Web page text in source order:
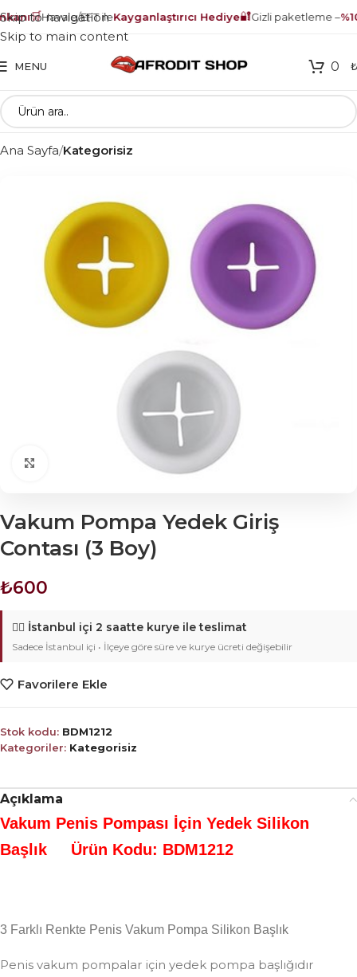
🛒Havale/EFT ileKayganlaştırıcı Hediye🔐Gizli paketleme –
Skip to navigation
Skip to main content
MENU 0 ₺
Ana Sayfa Kategorisiz
Vakum Pompa Yedek Giriş
Contası (3 Boy)
₺600
🚴‍♂️ İstanbul içi 2 saatte kurye ile teslimat
Sadece İstanbul içi • İlçeye göre süre ve kurye ücreti değişebilir
Favorilere Ekle
Stok kodu: BDM1212
Kategoriler: Kategorisiz
Açıklama
Vakum Penis Pompası İçin Yedek Silikon
Başlık Ürün Kodu: BDM1212
3 Farklı Renkte Penis Vakum Pompa Silikon Başlık
Penis vakum pompalar için yedek pompa başlığıdır